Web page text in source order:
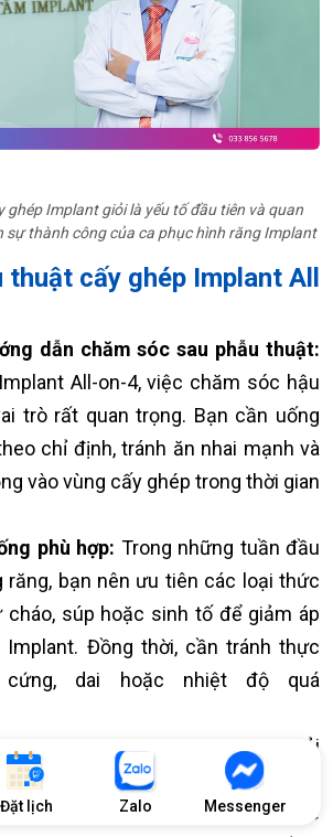
Đặt lịch Zalo Messenger
ghép Implant giỏi là yếu tố đầu tiên và quan
sự thành công của ca phục hình răng Implant
thuật cấy ghép Implant All
dẫn chăm sóc sau phẫu thuật:
All-on-4, việc chăm sóc hậu
trò rất quan trọng. Bạn cần uống
chỉ định, tránh ăn nhai mạnh và
vào vùng cấy ghép trong thời gian
phù hợp: Trong những tuần đầu
răng, bạn nên ưu tiên các loại thức
cháo, súp hoặc sinh tố để giảm áp
Implant. Đồng thời, cần tránh thực
cứng, dai hoặc nhiệt độ quá
miệng đúng cách:
Bạn nên chải
lần/ngày, kết hợp sử dụng chỉ nha
tăm nước để làm sạch các kẽ